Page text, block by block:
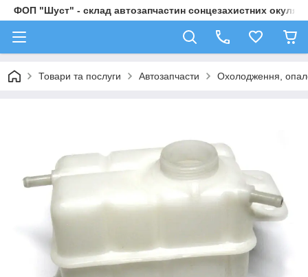
ФОП "Шуст" - склад автозапчастин сонцезахистних
Товари та послуги Автозапчасти Охолодження,